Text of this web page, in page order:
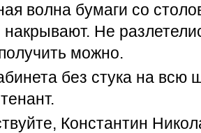
волна бумаги со
накрывают. Не
можно.
без стука на всю
Константин